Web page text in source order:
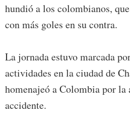
hundió a los colombianos,
con más goles en su contra.
La jornada estuvo marcada
actividades en la ciudad de
homenajeó a Colombia por la
accidente.